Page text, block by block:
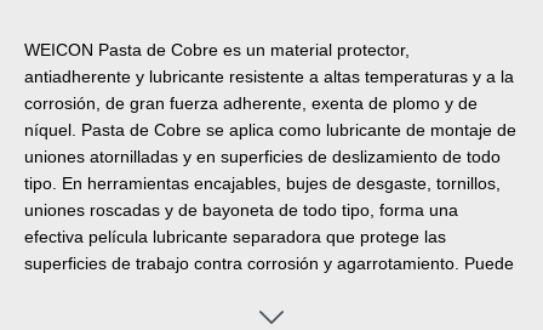
WEICON Pasta de Cobre es un material protector,
antiadherente y lubricante resistente a altas temperaturas y a la
corrosión, de gran fuerza adherente, exenta de plomo y de
níquel. Pasta de Cobre se aplica como lubricante de montaje de
uniones atornilladas y en superficies de deslizamiento de todo
tipo. En herramientas encajables, bujes de desgaste, tornillos,
uniones roscadas y de bayoneta de todo tipo, forma una
efectiva película lubricante separadora que protege las
superficies de trabajo contra corrosión y agarrotamiento. Puede
levas de freno y pasadores, en los polos de baterías de